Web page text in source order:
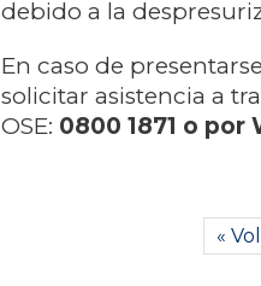
debido a la
En caso de
solicitar asistencia a
OSE: 0800 1871 o por
«